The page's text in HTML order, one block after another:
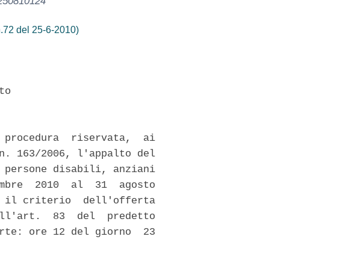
del 25-6-2010)
riservata,  ai
163/2006, l'appalto del
persone disabili, anziani
2010  al  31  agosto
il criterio  dell'offerta
83  del  predetto
ore 12 del giorno  23